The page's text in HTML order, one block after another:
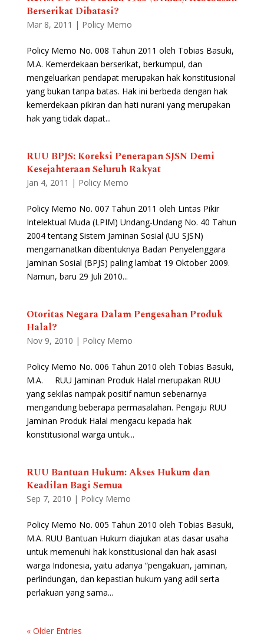
Berserikat Dibatasi?
Mar 8, 2011 | Policy Memo
Policy Memo No. 008 Tahun 2011 oleh Tobias Basuki,
M.A. Kemerdekaan berserikat, berkumpul, dan
mengeluarkan pendapat merupakan hak konstitusional
yang bukan tanpa batas. Hak ini berbeda dengan hak
kemerdekaan pikiran dan hati nurani yang merupakan
hak yang tidak dapat...
RUU BPJS: Koreksi Penerapan SJSN Demi
Kesejahteraan Seluruh Rakyat
Jan 4, 2011 | Policy Memo
Policy Memo No. 007 Tahun 2011 oleh Lintas Pikir
Intelektual Muda (LPIM) Undang-Undang No. 40 Tahun
2004 tentang Sistem Jaminan Sosial (UU SJSN)
mengamanatkan dibentuknya Badan Penyelenggara
Jaminan Sosial (BPJS) paling lambat 19 Oktober 2009.
Namun, baru 29 Juli 2010...
Otoritas Negara Dalam Pengesahan Produk
Halal?
Nov 9, 2010 | Policy Memo
Policy Memo No. 006 Tahun 2010 oleh Tobias Basuki,
M.A. RUU Jaminan Produk Halal merupakan RUU
yang sekilas nampak positif namun sebenarnya
mengandung beberapa permasalahan. Pengaju RUU
Jaminan Produk Halal mengacu kepada hak
konstitusional warga untuk...
RUU Bantuan Hukum: Akses Hukum dan
Keadilan Bagi Semua
Sep 7, 2010 | Policy Memo
Policy Memo No. 005 Tahun 2010 oleh Tobias Basuki,
M.A. RUU Bantuan Hukum diajukan atas dasar usaha
untuk memenuhi hak konstitusional dan hak asasi
warga Indonesia, yaitu adanya “pengakuan, jaminan,
perlindungan, dan kepastian hukum yang adil serta
perlakuan yang sama...
« Older Entries